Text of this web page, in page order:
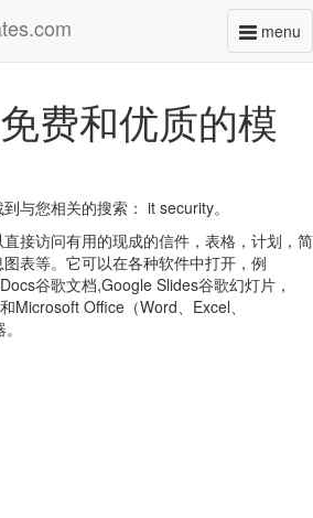
menu
费和优质的模
与您相关的搜索： it security。
接访问有用的现成的信件，表格，计划，简
表等。它可以在各种软件中打开，例
谷歌文档,Google Slides谷歌幻灯片，
Microsoft Office（Word、Excel、